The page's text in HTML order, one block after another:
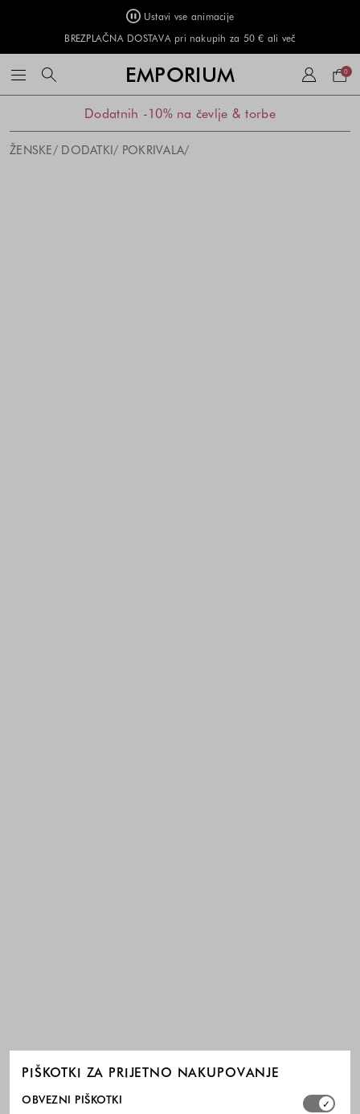
Ustavi vse animacije
BREZPLAČNA DOSTAVA pri nakupih za 50 € ali več
EMPORIUM 0
Dodatnih -10% na čevlje & torbe
ŽENSKE DODATKI POKRIVALA
PIŠKOTKI ZA PRIJETNO NAKUPOVANJE
Izberite, katere skupine piškotkov dovolite. Obvezni
OBVEZNI PIŠKOTKI